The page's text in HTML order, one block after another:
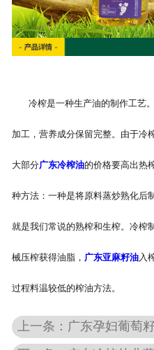
冷榨是一种生产油的制作工艺
加工，营养成分保留完整。由于冷
大部分广东冷榨油的价格要高出热
种方法：一种是将原料蒸炒熟化后
就是我们常说的熟榨和生榨。冷榨
械压榨获得油脂， 广东亚麻籽油入
过程料温较低的榨油方法。
上一条：广东孕妇葡萄